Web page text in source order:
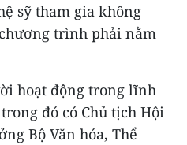
sỹ tham gia không
trình phải nằm
hoạt động trong lĩnh
đó có Chủ tịch Hội
Bộ Văn hóa, Thể